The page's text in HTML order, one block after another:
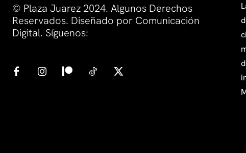
© Plaza Juarez 2024. Algunos Derechos
Reservados. Diseñado por Comunicación
Digital. Síguenos: